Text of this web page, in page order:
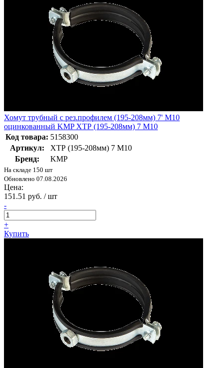
Хомут трубный с рез.профилем (195-208мм) 7' M10
оцинкованный KMP ХТР (195-208мм) 7 M10
Код товара: 5158300
Артикул:
ХТР (195-208мм) 7 M10
Бренд:
KMP
На складе 150 шт
Обновлено 07.08.2026
Цена:
151.51 руб. / шт
-
+
Купить